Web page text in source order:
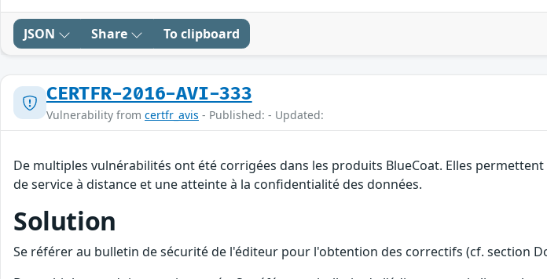
JSON Share To clipboard
CERTFR-2016-AVI-333
Vulnerability from certfr_avis - Published: - Updated:
De multiples vulnérabilités ont été corrigées dans les produits BlueCoat. Elles
de service à distance et une atteinte à la confidentialité des données.
Solution
Se référer au bulletin de sécurité de l'éditeur pour l'obtention des correctifs (cf. section